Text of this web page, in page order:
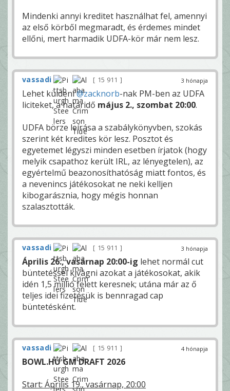
Mindenki annyi kreditet használhat fel, amennyi
az első körből megmaradt, és érdemes mindet
ellőni, mert harmadik UDFA-kör már nem lesz.
3 hónapja
vassadi 15 911
Lehet küldeni@zacknorb-nak PM-ben az UDFA
liciteket, a határidő május 2., szombat 20:00.
UDFA börze leírása a szabálykönyvben, szokás
szerint két kredites kör lesz. Posztot és
egyetemet légyszi minden esetben írjatok (hogy
melyik csapathoz került IRL, az lényegtelen), az
egyértelmű beazonosíthatóság miatt fontos, és
a nevenincs játékosokat ne neki kelljen
kibogarásznia, hogy mégis honnan
szalasztották.
3 hónapja
vassadi 15 911
Április 26., vasárnap 20:00-ig lehet normál cut
büntetéssel kivágni azokat a játékosokat, akik
idén 1,5 millió felett keresnek; utána már az ő
teljes idei fizetésük is bennragad cap
büntetésként.
4 hónapja
vassadi 15 911
BOWL.HU GM DRAFT 2026
Start: Április 19., vasárnap, 20:00